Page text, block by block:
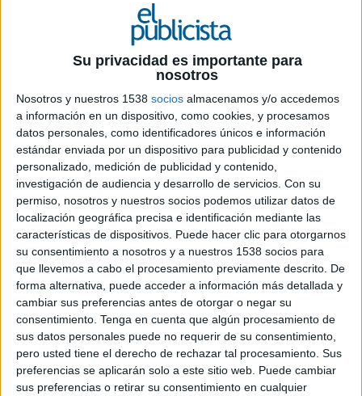
Su privacidad es importante para
nosotros
Nosotros y nuestros 1538 socios almacenamos y/o accedemos
a información en un dispositivo, como cookies, y procesamos
datos personales, como identificadores únicos e información
estándar enviada por un dispositivo para publicidad y contenido
personalizado, medición de publicidad y contenido,
investigación de audiencia y desarrollo de servicios. Con su
permiso, nosotros y nuestros socios podemos utilizar datos de
localización geográfica precisa e identificación mediante las
características de dispositivos. Puede hacer clic para otorgarnos
su consentimiento a nosotros y a nuestros 1538 socios para
que llevemos a cabo el procesamiento previamente descrito. De
forma alternativa, puede acceder a información más detallada y
cambiar sus preferencias antes de otorgar o negar su
consentimiento. Tenga en cuenta que algún procesamiento de
sus datos personales puede no requerir de su consentimiento,
pero usted tiene el derecho de rechazar tal procesamiento. Sus
preferencias se aplicarán solo a este sitio web. Puede cambiar
sus preferencias o retirar su consentimiento en cualquier
Actividad: Bases de datos, Email Marketing,
Servicios de calidad de datos, Plataforma de
mensajeria Calle Nuria 57, 28034 Madrid
Teléfono: 913822002info@schober.es
www.schober.es
IMPRIMIR
TWEET
SHARE
SHARE
PIN